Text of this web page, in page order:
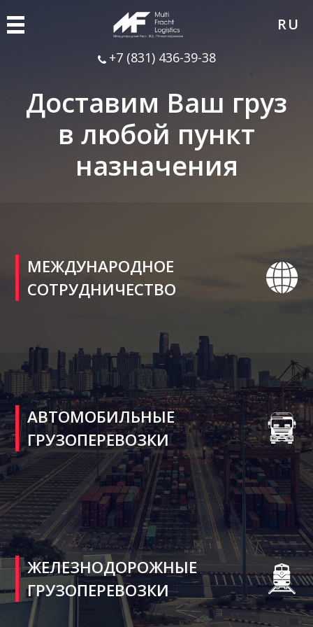
RU
+7 (831) 436-39-38
Доставим Ваш груз
в любой пункт
назначения
МЕЖДУНАРОДНОЕ
СОТРУДНИЧЕСТВО
АВТОМОБИЛЬНЫЕ
ГРУЗОПЕРЕВОЗКИ
ЖЕЛЕЗНОДОРОЖНЫЕ
ГРУЗОПЕРЕВОЗКИ